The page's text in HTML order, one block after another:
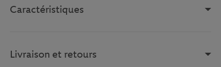
Caractéristiques
Livraison et retours